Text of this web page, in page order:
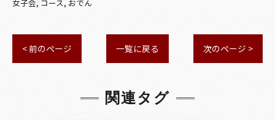
女子会 コース おでん
< 前のページ 一覧に戻る 次のページ >
関連タグ